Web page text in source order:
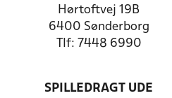
Hørtoftvej 19B
6400 Sønderborg
Tlf: 7448 6990
SPILLEDRAGT UDE